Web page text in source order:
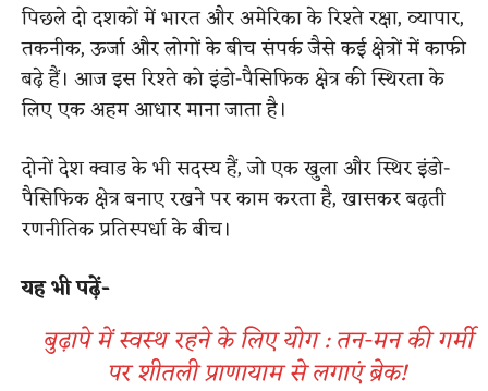
पिछले दो दशकों में भारत और अमेरिका के रिश्ते रक्षा, व्यापार,
तकनीक, ऊर्जा और लोगों के बीच संपर्क जैसे कई क्षेत्रों में काफी
बढ़े हैं। आज इस रिश्ते को इंडो-पैसिफिक क्षेत्र की स्थिरता के
लिए एक अहम आधार माना जाता है।
दोनों देश क्वाड के भी सदस्य हैं, जो एक खुला और स्थिर इंडो-
पैसिफिक क्षेत्र बनाए रखने पर काम करता है, खासकर बढ़ती
रणनीतिक प्रतिस्पर्धा के बीच।
यह भी पढ़ें-
बुढ़ापे में स्वस्थ रहने के लिए योग : तन-मन की गर्मी
पर शीतली प्राणायाम से लगाएं ब्रेक!